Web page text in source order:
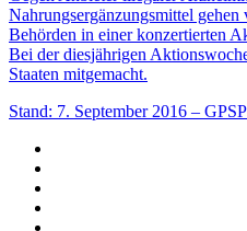
Nahrungsergänzungsmittel
Behörden in einer konzertierten
Bei der diesjährigen
Staaten mitgemacht.
Stand: 7. September 2016 –